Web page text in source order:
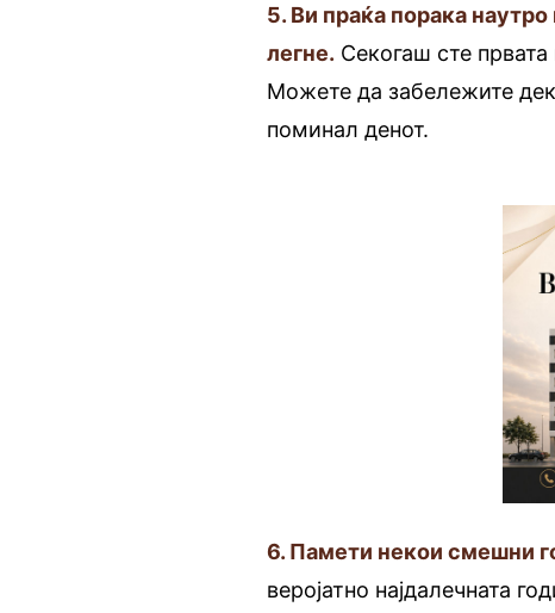
5. Ви праќа порака
легне. Секогаш сте првата
Можете да забележите
поминал денот.
6. Памети некои смешни
веројатно најдалечната